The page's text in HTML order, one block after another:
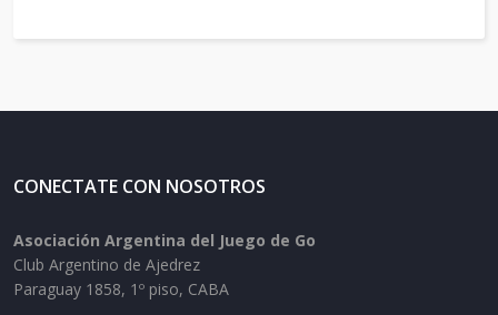
CONECTATE CON NOSOTROS
Asociación Argentina del Juego de Go
Club Argentino de Ajedrez
Paraguay 1858, 1º piso, CABA